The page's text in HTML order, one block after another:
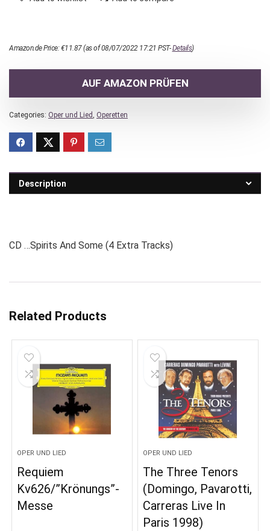
Amazon.de Price:€11.87(as of 08/07/2022 17:21 PST-Details)
AUF AMAZON PRÜFEN
Categories: Oper und Lied, Operetten
Description
CD …Spirits And Some (4 Extra Tracks)
Related Products
OPER UND LIED
Requiem
Kv626/”Krönungs”-
Messe
OPER UND LIED
The Three Tenors
(Domingo, Pavarotti,
Carreras Live In
Paris 1998)